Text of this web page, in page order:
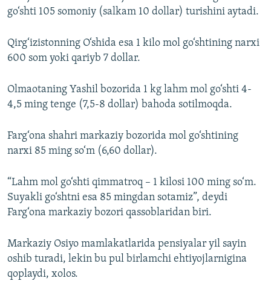
720p 1080p
720p
go‘shti 105 somoniy (salkam 10 dollar) turishini aytadi.
Qirg‘izistonning O‘shida esa 1 kilo mol go‘shtining narxi
600 som yoki qariyb 7 dollar.
Olmaotaning Yashil bozorida 1 kg lahm mol go‘shti 4-
4,5 ming tenge (7,5-8 dollar) bahoda sotilmoqda.
Farg‘ona shahri markaziy bozorida mol go‘shtining
narxi 85 ming so‘m (6,60 dollar).
“Lahm mol go‘shti qimmatroq – 1 kilosi 100 ming so‘m.
Suyakli go‘shtni esa 85 mingdan sotamiz”, deydi
Farg‘ona markaziy bozori qassoblaridan biri.
Markaziy Osiyo mamlakatlarida pensiyalar yil sayin
oshib turadi, lekin bu pul birlamchi ehtiyojlarnigina
qoplaydi, xolos.